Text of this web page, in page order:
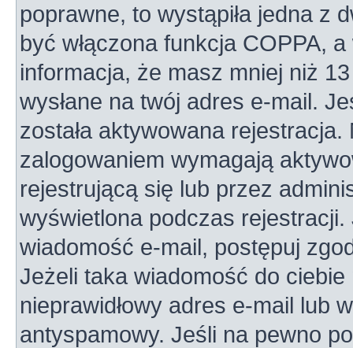
poprawne, to wystąpiła jedna z
być włączona funkcja COPPA,
informacja, że masz mniej niż
wysłane na twój adres e-mail.
została aktywowana
zalogowaniem wymagają
rejestrującą się lub przez
wyświetlona podczas rejestracji.
wiadomość e-mail, postępuj
Jeżeli taka wiadomość do ciebie
nieprawidłowy adres e-mail lub
antyspamowy. Jeśli na pewno